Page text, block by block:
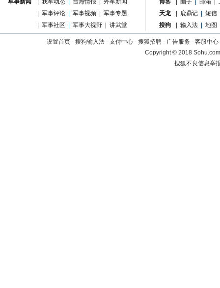
军事新闻 我军动态 台海情报
外军新闻
军事评论 军事视频
军事专题
军事社区 军事大视野 讲武堂
博客 圈子 邮箱
天龙
鹿鼎记
短信
搜狗
输入法 地图
设置首页 - 搜狗输入法 - 支付中心 - 搜狐招聘 - 广告服务 - 客服中心
Copyright©2018
搜狐不良信息举